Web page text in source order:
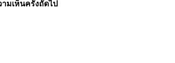
มเห็นครั้งถัดไป